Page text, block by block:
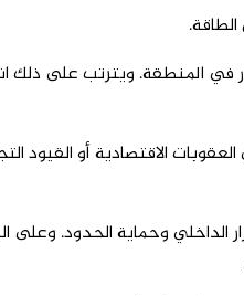
في المنطقة. ويترتب على
الاقتصادية أو القيود
الداخلي وحماية الحدود.